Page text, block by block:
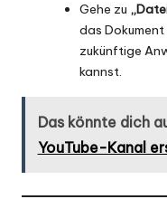
Gehe zu
das Dokument
zukünftige
kannst.
Das könnte dich
YouTube-Kanal